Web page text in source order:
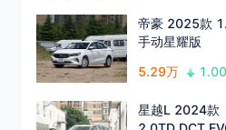
帝豪 2025款
手动星耀版
5.29万
星越L 2024款